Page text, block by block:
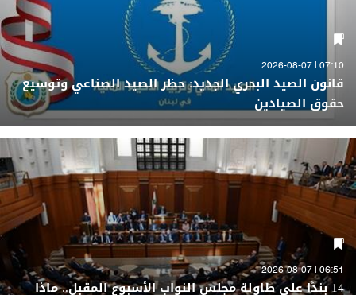
07:10 | 2026-08-07
قانون الصيد البحري الجديد: حظر الصيد الصناعي وتوسيع
حقوق الصيادين
06:51 | 2026-08-07
14 بندًا على طاولة مجلس النواب الأسبوع المقبل.. ماذا